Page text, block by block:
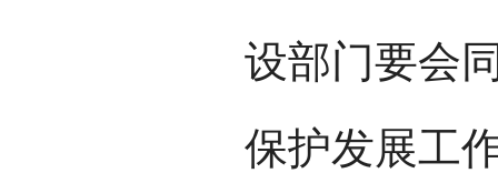
设部门要会
保护发展工